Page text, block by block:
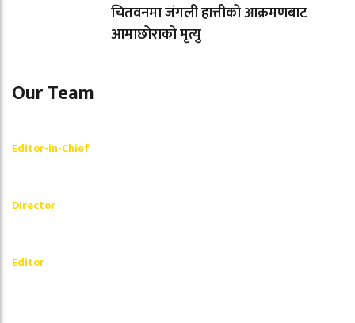
चितवनमा जंगली हात्तीको आक्रमणबाट
आमाछोराको मृत्यु
Our Team
Editor-in-Chief
Director
Editor